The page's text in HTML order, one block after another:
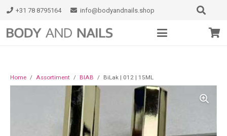
+31 78 8795164 info@bodyandnails.shop
Home / Assortiment / BIAB / BiLak | 012 | 15ML